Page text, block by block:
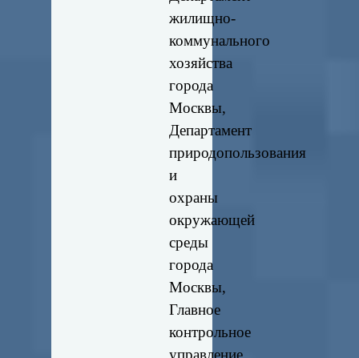
жилищно-
коммунального
хозяйства
города
Москвы,
Департамент
природопользования
и
охраны
окружающей
среды
города
Москвы,
Главное
контрольное
управление